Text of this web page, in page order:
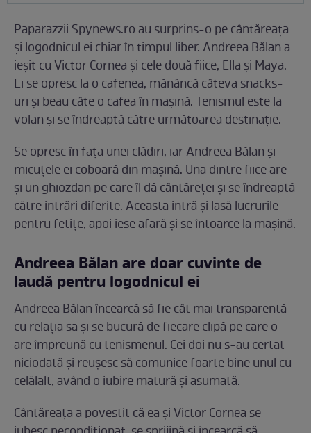
Paparazzii Spynews.ro au surprins-o pe cântăreața
și logodnicul ei chiar în timpul liber. Andreea Bălan a
ieșit cu Victor Cornea și cele două fiice, Ella și Maya.
Ei se opresc la o cafenea, mănâncă câteva snacks-
uri și beau câte o cafea în mașină. Tenismul este la
volan și se îndreaptă către următoarea destinație.
Se opresc în fața unei clădiri, iar Andreea Bălan și
micuțele ei coboară din mașină. Una dintre fiice are
și un ghiozdan pe care îl dă cântăreței și se îndreaptă
către intrări diferite. Aceasta intră și lasă lucrurile
pentru fetițe, apoi iese afară și se întoarce la mașină.
Andreea Bălan are doar cuvinte de
laudă pentru logodnicul ei
Andreea Bălan încearcă să fie cât mai transparentă
cu relația sa și se bucură de fiecare clipă pe care o
are împreună cu tenismenul. Cei doi nu s-au certat
niciodată și reușesc să comunice foarte bine unul cu
celălalt, având o iubire matură și asumată.
Cântăreața a povestit că ea și Victor Cornea se